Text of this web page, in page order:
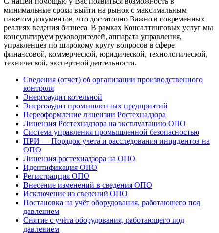
минимальные сроки выйти на рынок с максимальным
пакетом документов, что достаточно Важно в современных
реалиях ведения бизнеса. В рамках Консалтинговых услуг мы
консультируем руководителей, аппарата управления,
управленцев по широкому кругу вопросов в сфере
финансовой, коммерческой, юридической, технологической,
технической, экспертной деятельности.
Сведения (отчет) об организации производственного
контроля
Энергоаудит котельной
Энергоаудит промышленных предприятий
Переоформление лицензии Ростехнадзора
Лицензия Ростехнадзора на эксплуатацию ОПО
Система управления промышленной безопасностью
ПРИ — Порядок учета и расследования инцидентов на
ОПО
Лицензия ростехнадзора на ОПО
Идентификация ОПО
Регистрацция ОПО
Внесение изменений в сведения ОПО
Исключение из сведений ОПО
Постановка на учёт оборудования, работающего под
давлением
Снятие с учёта оборудования, работающего под
давлением